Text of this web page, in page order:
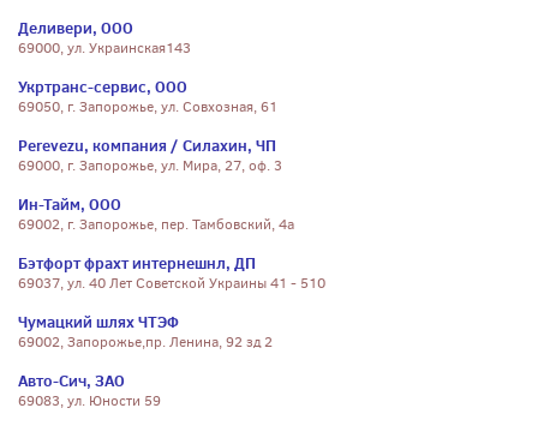
Деливери, ООО
69000, ул. Украинская143
Укртранс-сервис, ООО
69050, г. Запорожье, ул. Совхозная, 61
Perevezu, компания / Силахин, ЧП
69000, г. Запорожье, ул. Мира, 27, оф. 3
Ин-Тайм, ООО
69002, г. Запорожье, пер. Тамбовский, 4а
Бэтфорт фрахт интернешнл, ДП
69037, ул. 40 Лет Советской Украины 41 - 510
Чумацкий шлях ЧТЭФ
69002, Запорожье,пр. Ленина, 92 зд 2
Авто-Сич, ЗАО
69083, ул. Юности 59